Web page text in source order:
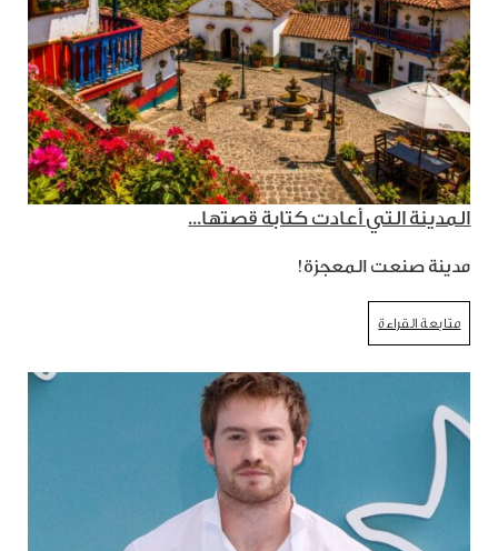
المدينة التي أعادت كتابة قصتها...
مدينة صنعت المعجزة!
متابعة القراءة